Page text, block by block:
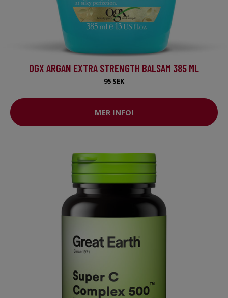
OGX ARGAN EXTRA STRENGTH BALSAM 385 ML
95 SEK
MER INFO!